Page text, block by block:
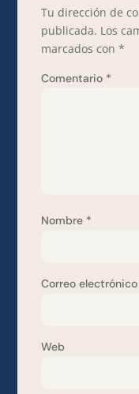
Tu dirección de
publicada. Los
marcados con*
Comentario *
Nombre *
Correo electrónico
Web